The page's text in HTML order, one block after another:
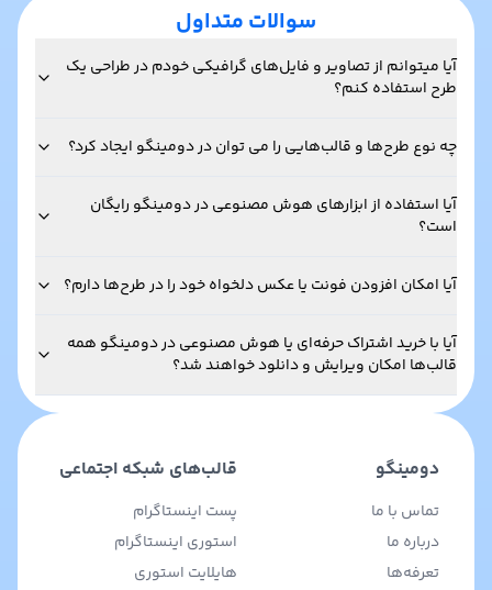
سوالات متداول
آیا میتوانم از تصاویر و فایل‌های گرافیکی خودم در طراحی یک
طرح استفاده کنم؟
چه نوع طرح‌ها و قالب‌هایی را می توان در دومینگو ایجاد کرد؟
آیا استفاده از ابزارهای هوش مصنوعی در دومینگو رایگان
است؟
آیا امکان افزودن فونت یا عکس دلخواه خود را در طرح‌ها دارم؟
آیا با خرید اشتراک حرفه‌ای یا هوش مصنوعی در دومینگو همه
قالب‌ها امکان ویرایش و دانلود خواهند شد؟
دومینگو
تماس با ما
درباره ما
تعرفه‌ها
قالب‌های شبکه اجتماعی
پست اینستاگرام
استوری اینستاگرام
هایلایت استوری